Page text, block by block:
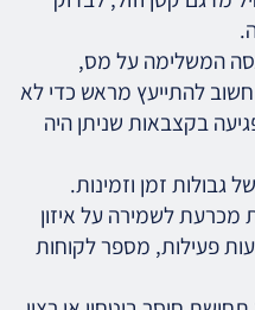
המשלימה על מס,
חשוב להתייעץ מראש כדי לא
בקצבאות שניתן היה
גבולות זמן וזמינות.
לשמירה על איזון
פעילות, מספר לקוחות